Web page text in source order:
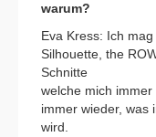
warum?
Eva Kress: Ich
Silhouette, the
Schnitte
welche mich
immer wieder, was
wird.